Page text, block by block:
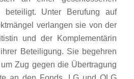
beteiligt. Unter Berufung auf
verlangen sie von der
und der Komplementärin
Beteiligung. Sie begehren
Zug gegen die Übertragung